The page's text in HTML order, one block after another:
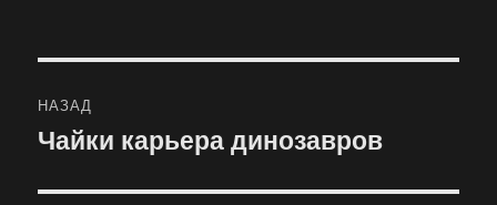
по
НАЗАД
Предыдущая
Чайки карьера динозавров